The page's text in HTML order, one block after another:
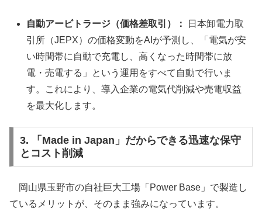
自動アービトラージ（価格差取引）：
日本卸電力取
引所（JEPX）の価格変動をAIが予測し、「電気が安
い時間帯に自動で充電し、高くなった時間帯に放
電・売電する」という運用をすべて自動で行いま
す。これにより、導入企業の電気代削減や売電収益
を最大化します。
3. 「Made in Japan」だからできる迅速な保守
とコスト削減
岡山県玉野市の自社巨大工場「Power Base」で製造し
ているメリットが、そのまま強みになっています。